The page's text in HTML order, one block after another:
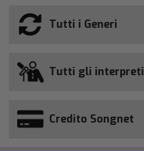
Tutti i Generi
Tutti gli interpreti
Credito Songnet